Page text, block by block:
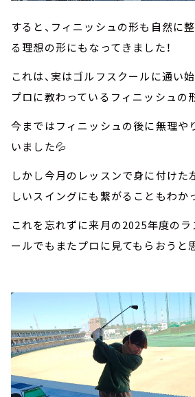
すると、フィニッシュの形も自然に
る理想の形にもなってきました！
これは、実はゴルフスクールに通い
プロに教わっているフィニッシュの
今まではフィニッシュの後に無理や
いました💦
しかし今月のレッスンで身に付けた
しいスイングにも繋がることもわか
これを忘れずに来月の2025年度のラ
ールでもまたプロに見てもらおうと